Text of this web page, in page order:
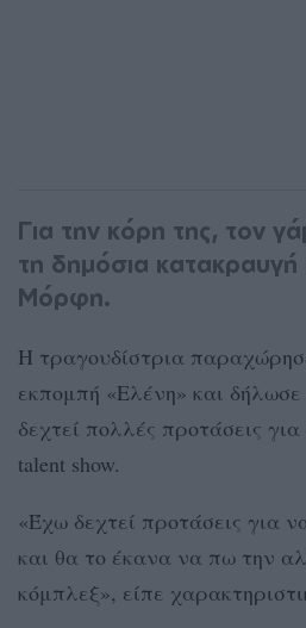
Για την κόρη της, τον
τη δημόσια κατακραυγή
Μόρφη.
Η τραγουδίστρια
εκπομπή «Ελένη» και
δεχτεί πολλές προτάσεις
talent show.
«Έχω δεχτεί προτάσεις για
και θα το έκανα να πω την
κόμπλεξ», είπε